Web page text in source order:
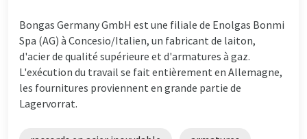
Bongas Germany GmbH est une filiale de Enolgas Bonmi
Spa (AG) à Concesio/Italien, un fabricant de laiton,
d'acier de qualité supérieure et d'armatures à gaz.
L'exécution du travail se fait entièrement en Allemagne,
les fournitures proviennent en grande partie de
Lagervorrat.